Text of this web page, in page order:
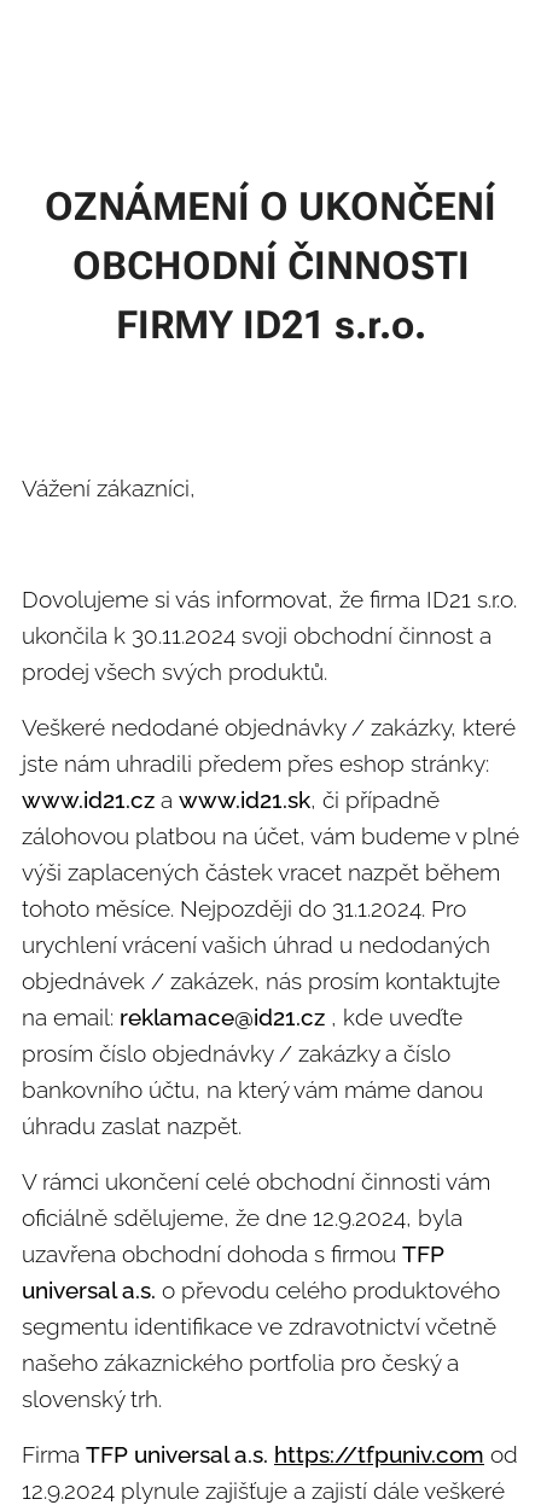
OZNÁMENÍ O UKONČENÍ
OBCHODNÍ ČINNOSTI
FIRMY ID21 s.r.o.
Vážení zákazníci,
Dovolujeme si vás informovat, že firma ID21 s.r.o.
ukončila k 30.11.2024 svoji obchodní činnost a
prodej všech svých produktů.
Veškeré nedodané objednávky / zakázky, které
jste nám uhradili předem přes eshop stránky:
www.id21.cz a www.id21.sk, či případně
zálohovou platbou na účet, vám budeme v plné
výši zaplacených částek vracet nazpět během
tohoto měsíce. Nejpozději do 31.1.2024. Pro
urychlení vrácení vašich úhrad u nedodaných
objednávek / zakázek, nás prosím kontaktujte
na email: reklamace@id21.cz , kde uveďte
prosím číslo objednávky / zakázky a číslo
bankovního účtu, na který vám máme danou
úhradu zaslat nazpět.
V rámci ukončení celé obchodní činnosti vám
oficiálně sdělujeme, že dne 12.9.2024, byla
uzavřena obchodní dohoda s firmou TFP
universal a.s. o převodu celého produktového
segmentu identifikace ve zdravotnictví včetně
našeho zákaznického portfolia pro český a
slovenský trh.
Firma TFP universal a.s. https://tfpuniv.com od
12.9.2024 plynule zajišťuje a zajistí dále veškeré